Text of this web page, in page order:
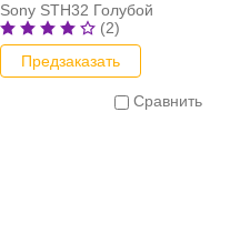
Sony STH32 Голубой
(2)
Предзаказать
Сравнить